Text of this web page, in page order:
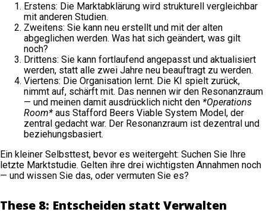
Erstens: Die Marktabklärung wird strukturell vergleichbar
mit anderen Studien.
Zweitens: Sie kann neu erstellt und mit der alten
abgeglichen werden. Was hat sich geändert, was gilt
noch?
Drittens: Sie kann fortlaufend angepasst und aktualisiert
werden, statt alle zwei Jahre neu beauftragt zu werden.
Viertens: Die Organisation lernt. Die KI spielt zurück,
nimmt auf, schärft mit. Das nennen wir den Resonanzraum
— und meinen damit ausdrücklich nicht den *Operations
Room* aus Stafford Beers Viable System Model, der
zentral gedacht war. Der Resonanzraum ist dezentral und
beziehungsbasiert.
Ein kleiner Selbsttest, bevor es weitergeht: Suchen Sie Ihre
letzte Marktstudie. Gelten ihre drei wichtigsten Annahmen noch
— und wissen Sie das, oder vermuten Sie es?
These 8: Entscheiden statt Verwalten